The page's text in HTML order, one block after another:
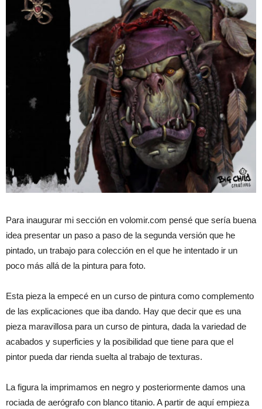
Para inaugurar mi sección en volomir.com pensé que sería buena
idea presentar un paso a paso de la segunda versión que he
pintado, un trabajo para colección en el que he intentado ir un
poco más allá de la pintura para foto.
Esta pieza la empecé en un curso de pintura como complemento
de las explicaciones que iba dando. Hay que decir que es una
pieza maravillosa para un curso de pintura, dada la variedad de
acabados y superficies y la posibilidad que tiene para que el
pintor pueda dar rienda suelta al trabajo de texturas.
La figura la imprimamos en negro y posteriormente damos una
rociada de aerógrafo con blanco titanio. A partir de aquí empieza